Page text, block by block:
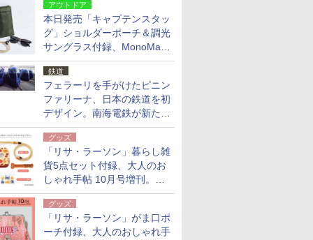
アウトドア
本日発売「キャプテンスタッ
グ」ショルダーポーチ＆調光
サングラス付録、MonoMax
9月号増刊
鉄道
フェラーリを手がけたピニン
ファリーナ、日本の鉄道を初
デザイン。南海電鉄が新たな
「空港特急」をなにわ筋線へ
導入
グッズ
「リサ・ラーソン」暮らし雑
貨5点セット付録、大人のお
しゃれ手帖 10月号増刊。
USBケーブルや缶ケースなど
グッズ
「リサ・ラーソン」がま口ポ
ーチ付録、大人のおしゃれ手